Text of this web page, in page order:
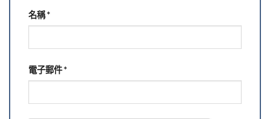
名稱*
電子郵件*